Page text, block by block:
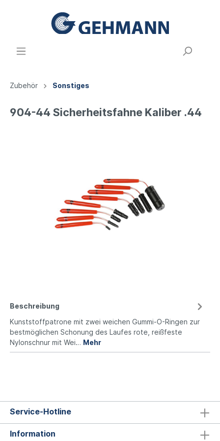
Zubehör Sonstiges
904-44 Sicherheitsfahne Kaliber .44
Beschreibung
Kunststoffpatrone mit zwei weichen Gummi-O-Ringen zur
bestmöglichen Schonung des Laufes rote, reißfeste
Nylonschnur mit Wei… Mehr
Service-Hotline
Information